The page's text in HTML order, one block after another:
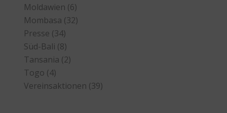
Moldawien (6)
Mombasa (32)
Presse (34)
Süd-Bali (8)
Tansania (2)
Togo (4)
Vereinsaktionen (39)